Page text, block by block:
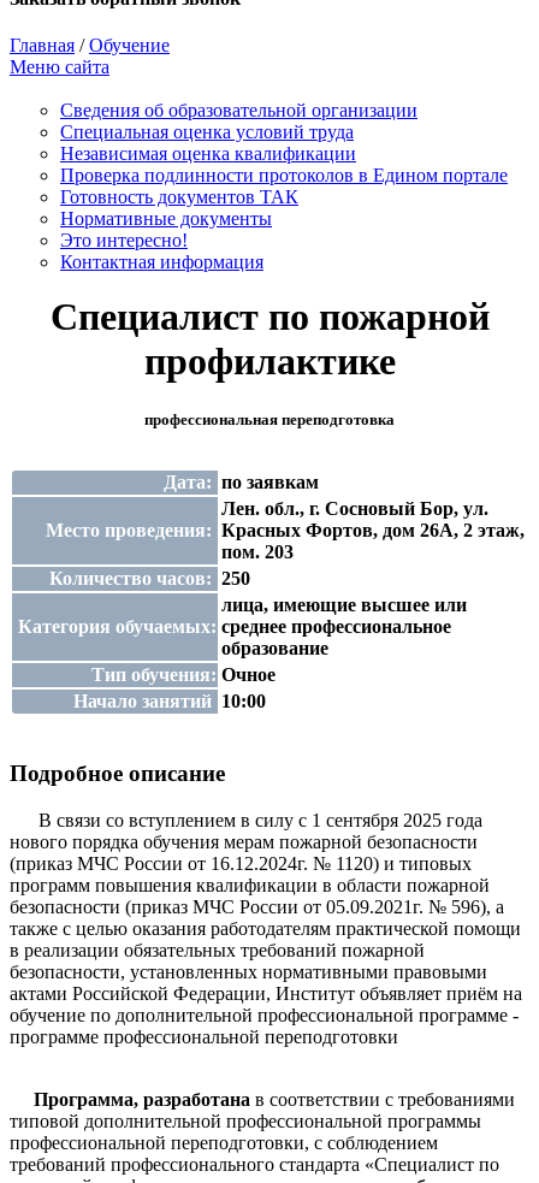
Главная /Обучение
Меню сайта
Сведения об образовательной организации
Cпециальная оценка условий труда
Независимая оценка квалификации
Проверка подлинности протоколов в Едином портале
Готовность документов ТАК
Нормативные документы
Это интересно!
Контактная информация
Специалист по пожарной
профилактике
профессиональная переподготовка
Дата: по заявкам
Место проведения:
Лен. обл., г. Сосновый Бор, ул.
Красных Фортов, дом 26А, 2 этаж,
пом. 203
Количество часов: 250
Категория обучаемых:
лица, имеющие высшее или
среднее профессиональное
образование
Тип обучения: Очное
Начало занятий 10:00
Подробное описание
В связи со вступлением в силу с 1 сентября 2025 года
нового порядка обучения мерам пожарной безопасности
(приказ МЧС России от 16.12.2024г. № 1120) и типовых
программ повышения квалификации в области пожарной
безопасности (приказ МЧС России от 05.09.2021г. № 596), а
также с целью оказания работодателям практической помощи
в реализации обязательных требований пожарной
безопасности, установленных нормативными правовыми
актами Российской Федерации, Институт объявляет приём на
обучение по дополнительной профессиональной программе -
программе профессиональной переподготовки
Программа, разработана в соответствии с требованиями
типовой дополнительной профессиональной программы
профессиональной переподготовки, с соблюдением
требований профессионального стандарта «Специалист по